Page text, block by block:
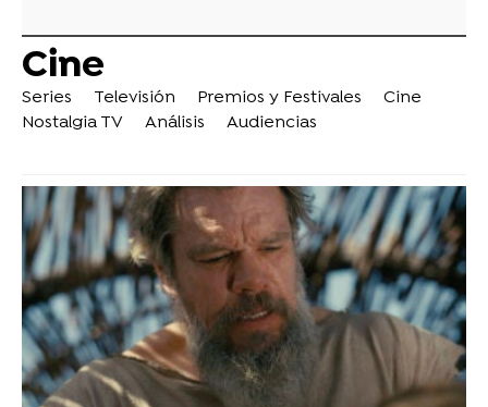
Cine
Series Televisión Premios y Festivales
Cine
Nostalgia TV
Análisis Audiencias